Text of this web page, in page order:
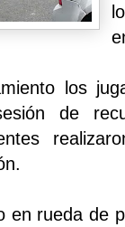
los
de
en rueda de